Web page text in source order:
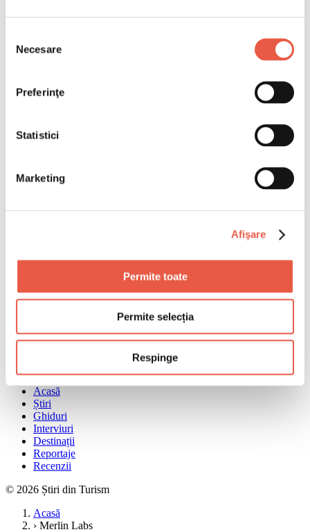
consimțământului
Necesare
Preferinţe
Statistici
Marketing
Afişare
Permite toate
Permite selecția
Respinge
Acasă
Știri
Ghiduri
Interviuri
Destinații
Reportaje
Recenzii
© 2026 Știri din Turism
Acasă
› Merlin Labs